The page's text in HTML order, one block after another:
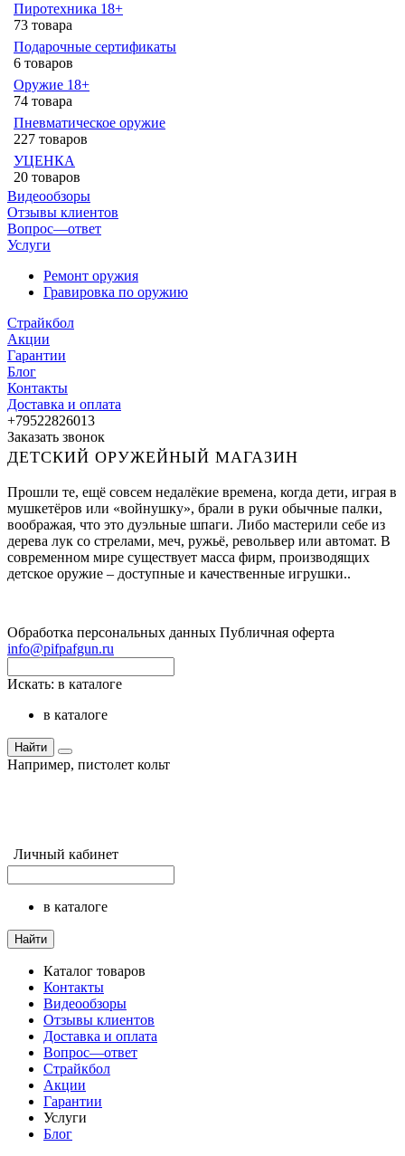
Пиротехника 18+
73 товара
Подарочные сертификаты
6 товаров
Оружие 18+
74 товара
Пневматическое оружие
227 товаров
УЦЕНКА
20 товаров
Видеообзоры
Отзывы клиентов
Вопрос—ответ
Услуги
Ремонт оружия
Гравировка по оружию
Страйкбол
Акции
Гарантии
Блог
Контакты
Доставка и оплата
+79522826013
Заказать звонок
ДЕТСКИЙ ОРУЖЕЙНЫЙ МАГАЗИН
Прошли те, ещё совсем недалёкие времена, когда дети, играя в
мушкетёров или «войнушку», брали в руки обычные палки,
воображая, что это дуэльные шпаги. Либо мастерили себе из
дерева лук со стрелами, меч, ружьё, револьвер или автомат. В
современном мире существует масса фирм, производящих
детское оружие – доступные и качественные игрушки..
Обработка персональных данных Публичная оферта
info@pifpafgun.ru
Искать: в каталоге
в каталоге
Найти
Например, пистолет кольт
Личный кабинет
в каталоге
Найти
Каталог товаров
Контакты
Видеообзоры
Отзывы клиентов
Доставка и оплата
Вопрос—ответ
Страйкбол
Акции
Гарантии
Услуги
Блог